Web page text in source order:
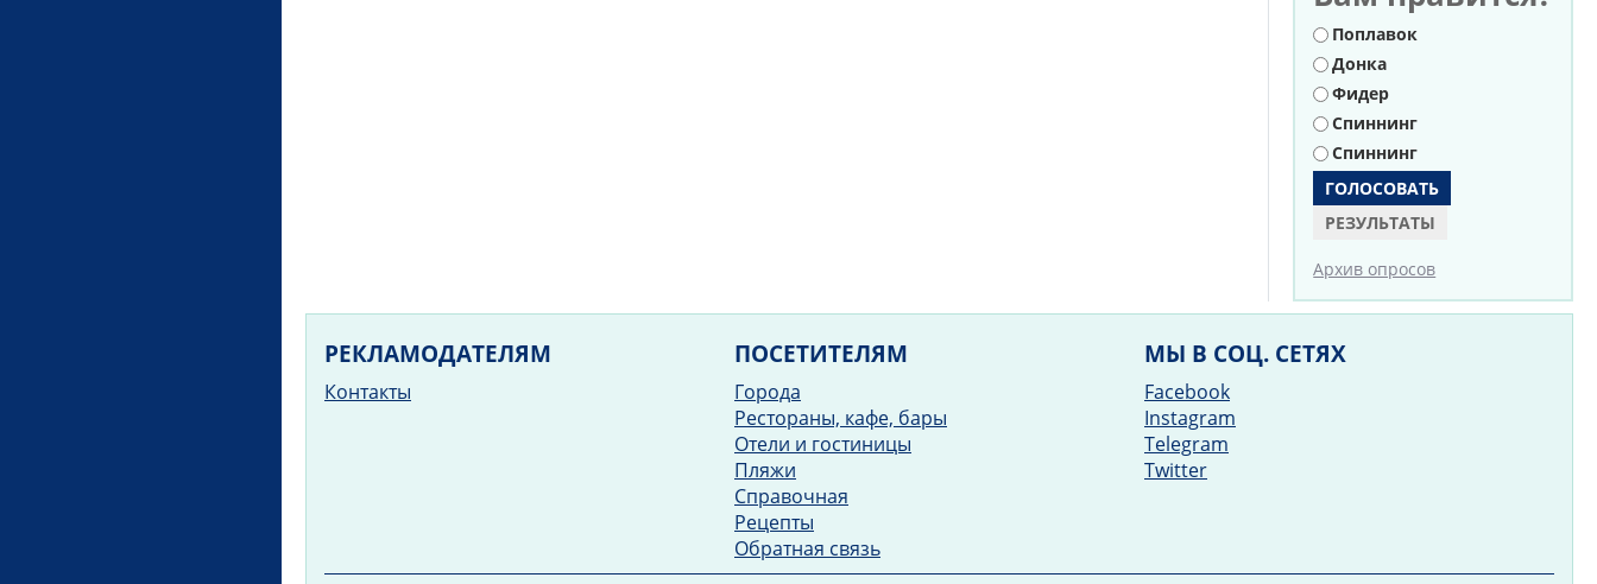
Варианты
Поплавок
Донка
Фидер
Спиннинг
Спиннинг
РЕЗУЛЬТАТЫ
Архив опросов
РЕКЛАМОДАТЕЛЯМ
Контакты
ПОСЕТИТЕЛЯМ
Города
Рестораны, кафе, бары
Отели и гостиницы
Пляжи
Справочная
Рецепты
Обратная связь
МЫ В СОЦ. СЕТЯХ
Facebook
Instagram
Telegram
Twitter